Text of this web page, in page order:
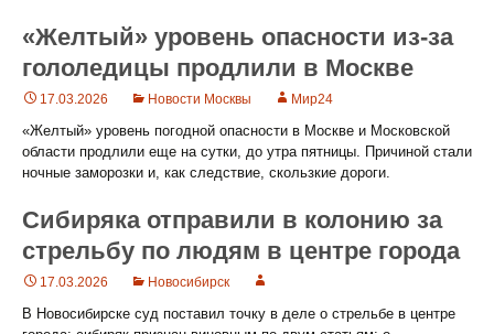
«Желтый» уровень опасности из-за
гололедицы продлили в Москве
17.03.2026 Новости Москвы Мир24
«Желтый» уровень погодной опасности в Москве и Московской
области продлили еще на сутки, до утра пятницы. Причиной стали
ночные заморозки и, как следствие, скользкие дороги.
Сибиряка отправили в колонию за
стрельбу по людям в центре города
17.03.2026 Новосибирск
В Новосибирске суд поставил точку в деле о стрельбе в центре